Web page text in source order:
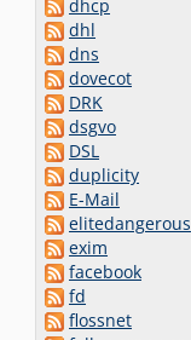
dhcp
dhl
dns
dovecot
DRK
dsgvo
DSL
duplicity
E-Mail
elitedangerous
exim
facebook
fd
flossnet